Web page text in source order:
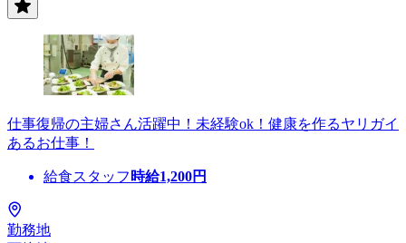
仕事復帰の主婦さん活躍中！未経験ok！健康を作るヤリガイ
あるお仕事！
給食スタッフ 時給1,200円
勤務地